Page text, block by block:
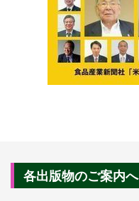
各出版物のご案内へ